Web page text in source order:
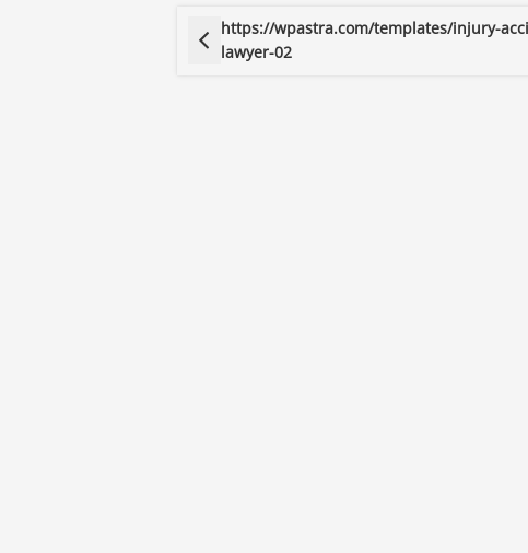
https://wpastra.com/templates/injury-
lawyer-02